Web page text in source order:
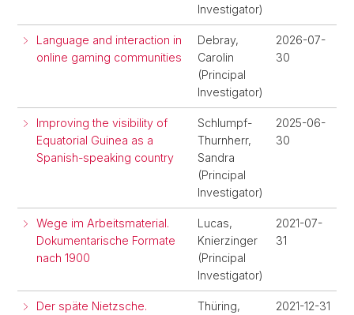
Investigator)
Language and interaction in
online gaming communities
Debray,
Carolin
(Principal
Investigator)
2026-07-
30
Improving the visibility of
Equatorial Guinea as a
Spanish-speaking country
Schlumpf-
Thurnherr,
Sandra
(Principal
Investigator)
2025-06-
30
Wege im Arbeitsmaterial.
Dokumentarische Formate
nach 1900
Lucas,
Knierzinger
(Principal
Investigator)
2021-07-
31
Der späte Nietzsche.
Thüring,
2021-12-31